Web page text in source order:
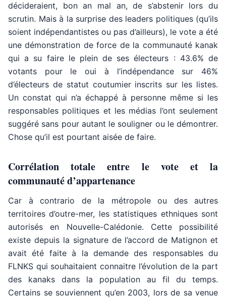
décideraient, bon an mal an, de s’abstenir lors du
scrutin. Mais à la surprise des leaders politiques (qu’ils
soient indépendantistes ou pas d’ailleurs), le vote a été
une démonstration de force de la communauté kanak
qui a su faire le plein de ses électeurs : 43.6% de
votants pour le oui à l’indépendance sur 46%
d’électeurs de statut coutumier inscrits sur les listes.
Un constat qui n’a échappé à personne même si les
responsables politiques et les médias l’ont seulement
suggéré sans pour autant le souligner ou le démontrer.
Chose qu’il est pourtant aisée de faire.
Corrélation totale entre le vote et la
communauté d’appartenance
Car à contrario de la métropole ou des autres
territoires d’outre-mer, les statistiques ethniques sont
autorisés en Nouvelle-Calédonie. Cette possibilité
existe depuis la signature de l’accord de Matignon et
avait été faite à la demande des responsables du
FLNKS qui souhaitaient connaitre l’évolution de la part
des kanaks dans la population au fil du temps.
Certains se souviennent qu’en 2003, lors de sa venue